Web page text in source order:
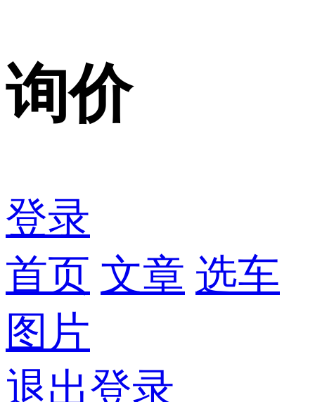
询价
登录
首页 文章 选车
图片
退出登录